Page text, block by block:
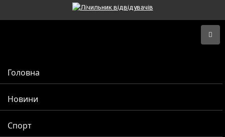
Головна
Новини
Спорт